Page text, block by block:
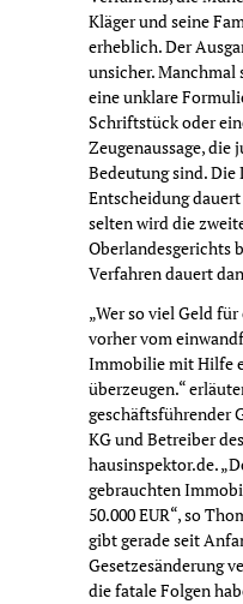
Kläger und seine
erheblich. Der
unsicher. Manchmal
eine unklare
Schriftstück oder
Zeugenaussage,
Bedeutung sind.
Entscheidung
selten wird die
Oberlandesgerichts
Verfahren dauert
„Wer so viel Geld
vorher vom
Immobilie mit Hilfe
überzeugen.“
geschäftsführender
KG und Betreiber
hausinspektor.de.
gebrauchten
50.000 EUR“, so
gibt gerade seit
Gesetzesänderung
die fatale Folgen